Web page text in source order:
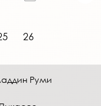
26
Руми